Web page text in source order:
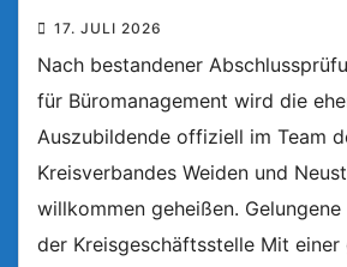
17. JULI 2026
Nach bestandener
für Büromanagement wird die
Auszubildende offiziell im Team
Kreisverbandes Weiden und
willkommen geheißen.
der Kreisgeschäftsstelle Mit einer